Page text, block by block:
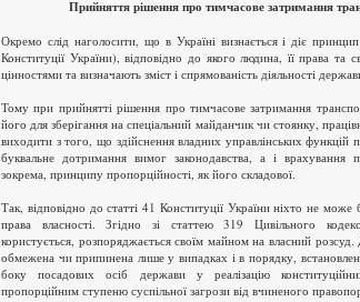
Прийняття рішення про тимчасове затримання
Окремо слід наголосити, що в Україні визнається і діє
Конституції України), відповідно до якого людина, її права та
цінностями та визначають зміст і спрямованість діяльності
Тому при прийнятті рішення про тимчасове затримання
його для зберігання на спеціальний майданчик чи стоянку,
виходити з того, що здійснення владних управлінських функцій
буквальне дотримання вимог законодавства, а і врахування
зокрема, принципу пропорційності, як його складової.
Так, відповідно до статті 41 Конституції України ніхто не
права власності. Згідно зі статтею 319 Цивільного
користується, розпоряджається своїм майном на власний
обмежена чи припинена лише у випадках і в порядку,
боку посадових осіб держави у реалізацію
пропорційним ступеню суспільної загрози від вчиненого